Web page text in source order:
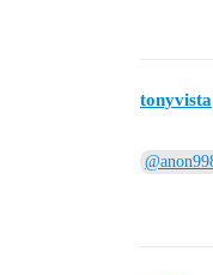
tonyvista